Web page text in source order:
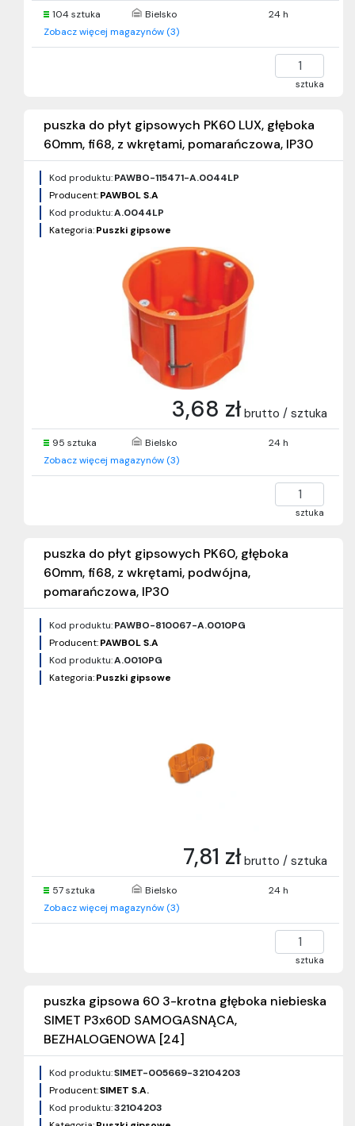
104 sztuka Bielsko
24 h
Zobacz więcej magazynów (3)
sztuka
puszka do płyt gipsowych PK60 LUX, głęboka
60mm, fi68, z wkrętami, pomarańczowa, IP30
Kod produktu:PAWBO-115471-A.0044LP
Producent:PAWBOL S.A
Kod produktu:A.0044LP
Kategoria:Puszki gipsowe
3,68 zł brutto / sztuka
95 sztuka Bielsko
24 h
Zobacz więcej magazynów (3)
sztuka
puszka do płyt gipsowych PK60, głęboka
60mm, fi68, z wkrętami, podwójna,
pomarańczowa, IP30
Kod produktu:PAWBO-810067-A.0010PG
Producent:PAWBOL S.A
Kod produktu:A.0010PG
Kategoria:Puszki gipsowe
7,81 zł brutto / sztuka
57 sztuka Bielsko
24 h
Zobacz więcej magazynów (3)
sztuka
puszka gipsowa 60 3-krotna głęboka niebieska
SIMET P3x60D SAMOGASNĄCA,
BEZHALOGENOWA [24]
Kod produktu:SIMET-005669-32104203
Producent:SIMET S.A.
Kod produktu:32104203